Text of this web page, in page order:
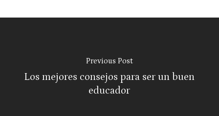
Previous Post
Los mejores consejos para ser un buen
educador